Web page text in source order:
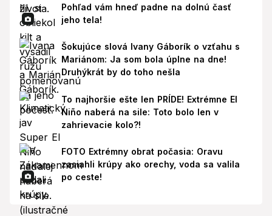
Pohľad vám hneď padne na dolnú časť
jeho tela!
Šokujúce slová Ivany Gáborík o vzťahu s
Mariánom: Ja som bola úplne na dne!
Druhýkrát by do toho nešla
To najhoršie ešte len PRÍDE! Extrémne El
Niño naberá na sile: Toto bolo len v
zahrievacie kolo?!
FOTO Extrémny obrat počasia: Oravu
zasiahli krúpy ako orechy, voda sa valila
po ceste!